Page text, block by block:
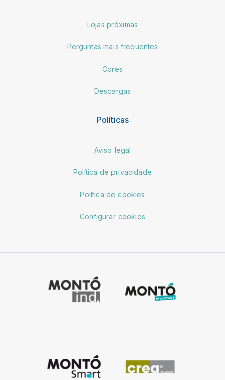
Lojas próximas
Perguntas mais frequentes
Cores
Descargas
Políticas
Aviso legal
Política de privacidade
Política de cookies
Configurar cookies